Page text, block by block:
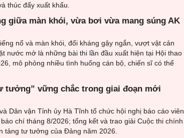
thúc đẩy xuất khẩu.
giữa màn khói, vừa bơi vừa mang súng AK
nổ và màn khói, đối kháng gậy ngắn, vượt vật cản
nước mở là những bài thi lần đầu xuất hiện tại Hội thao
mô phỏng nhiều tình huống cán bộ, chiến sĩ có thể
tưởng” vững chắc trong giai đoạn mới
Dân vận Tỉnh ủy Hà Tĩnh tổ chức hội nghị báo cáo viên
chí tháng 8/2026; tổng kết và trao giải Cuộc thi chính
tảng tư tưởng của Đảng năm 2026.